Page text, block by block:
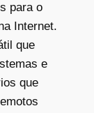
para o
Internet.
que
e
que